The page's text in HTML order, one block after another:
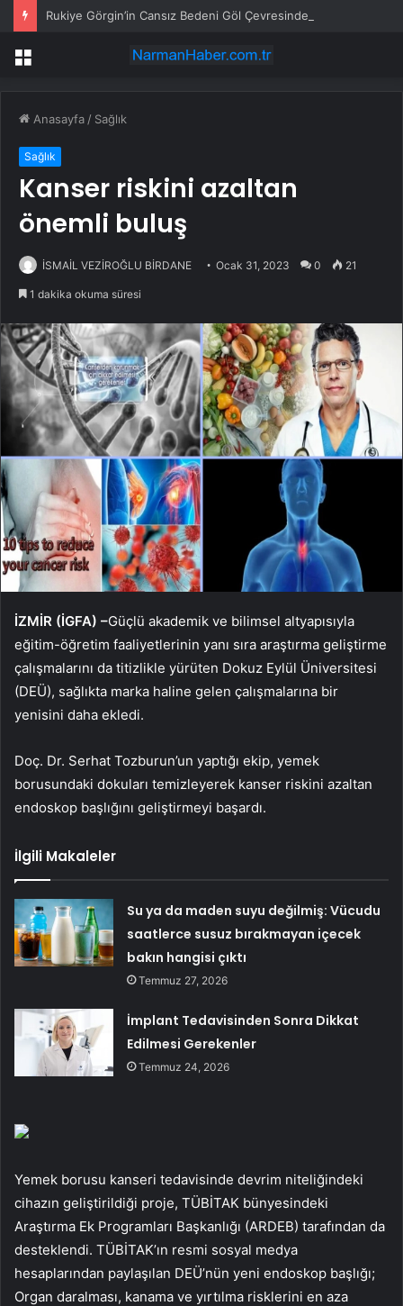
Rukiye Görgin’in Cansız Bedeni Göl Çevresinde Bulundu
Menü
Anasayfa / Sağlık
Sağlık
Kanser riskini azaltan
önemli buluş
İSMAİL VEZİROĞLU BİRDANE Ocak 31, 2023 0 21
1 dakika okuma süresi
İZMİR (İGFA) –Güçlü akademik ve bilimsel altyapısıyla
eğitim-öğretim faaliyetlerinin yanı sıra araştırma geliştirme
çalışmalarını da titizlikle yürüten Dokuz Eylül Üniversitesi
(DEÜ), sağlıkta marka haline gelen çalışmalarına bir
yenisini daha ekledi.
Doç. Dr. Serhat Tozburun’un yaptığı ekip, yemek
borusundaki dokuları temizleyerek kanser riskini azaltan
endoskop başlığını geliştirmeyi başardı.
İlgili Makaleler
Su ya da maden suyu değilmiş: Vücudu
saatlerce susuz bırakmayan içecek
bakın hangisi çıktı
Temmuz 27, 2026
İmplant Tedavisinden Sonra Dikkat
Edilmesi Gerekenler
Temmuz 24, 2026
Yemek borusu kanseri tedavisinde devrim niteliğindeki
cihazın geliştirildiği proje, TÜBİTAK bünyesindeki
Araştırma Ek Programları Başkanlığı (ARDEB) tarafından da
desteklendi. TÜBİTAK’ın resmi sosyal medya
hesaplarından paylaşılan DEÜ’nün yeni endoskop başlığı;
Organ daralması, kanama ve yırtılma risklerini en aza